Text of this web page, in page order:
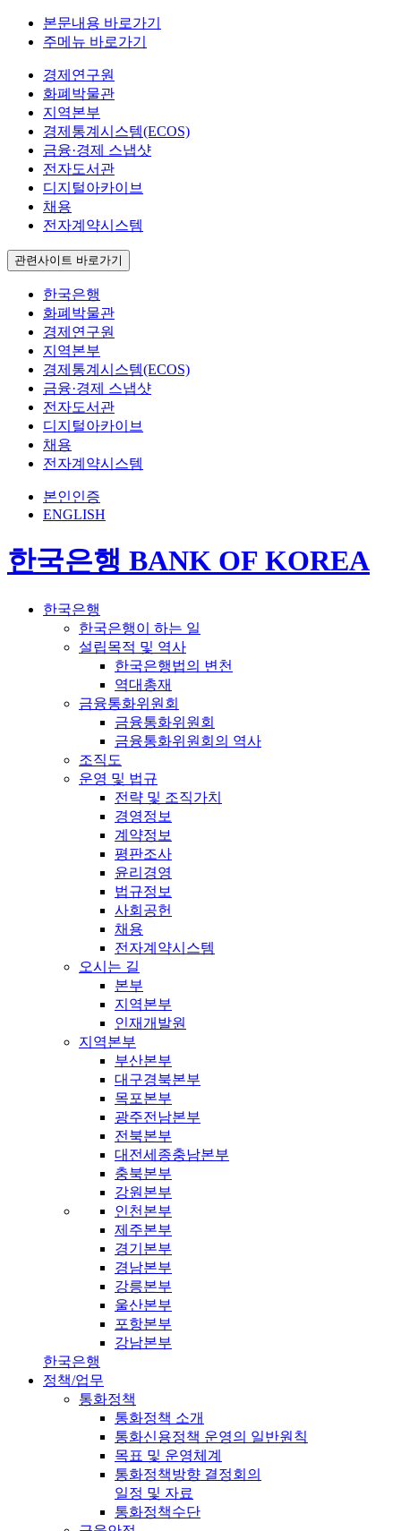
본문내용 바로가기
주메뉴 바로가기
경제연구원
화폐박물관
지역본부
경제통계시스템(ECOS)
금융·경제 스냅샷
전자도서관
디지털아카이브
채용
전자계약시스템
관련사이트 바로가기
한국은행
화폐박물관
경제연구원
지역본부
경제통계시스템(ECOS)
금융·경제 스냅샷
전자도서관
디지털아카이브
채용
전자계약시스템
본인인증
ENGLISH
한국은행 BANK OF KOREA
한국은행
한국은행이 하는 일
설립목적 및 역사
한국은행법의 변천
역대총재
금융통화위원회
금융통화위원회
금융통화위원회의 역사
조직도
운영 및 법규
전략 및 조직가치
경영정보
계약정보
평판조사
윤리경영
법규정보
사회공헌
채용
전자계약시스템
오시는 길
본부
지역본부
인재개발원
지역본부
부산본부
대구경북본부
목포본부
광주전남본부
전북본부
대전세종충남본부
충북본부
강원본부
인천본부
제주본부
경기본부
경남본부
강릉본부
울산본부
포항본부
강남본부
한국은행
정책/업무
통화정책
통화정책 소개
통화신용정책 운영의 일반원칙
목표 및 운영체계
통화정책방향 결정회의
일정 및 자료
통화정책수단